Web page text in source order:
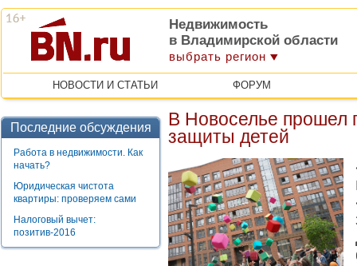
Недвижимость
в Владимирской области
выбрать регион
НОВОСТИ И СТАТЬИ ФОРУМ
Последние обсуждения
Работа в недвижимости. Как
начать?
Юридическая чистота
квартиры: проверяем сами
Налоговый вычет:
позитив-2016
В Новоселье прошел
защиты детей